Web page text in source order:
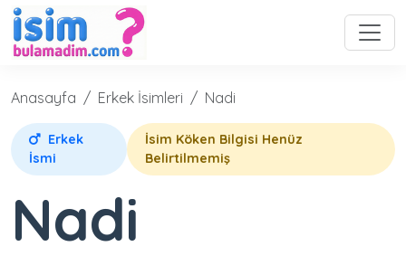
Anasayfa Erkek İsimleri Nadi
Erkek
İsmi
İsim Köken Bilgisi Henüz
Belirtilmemiş
Nadi